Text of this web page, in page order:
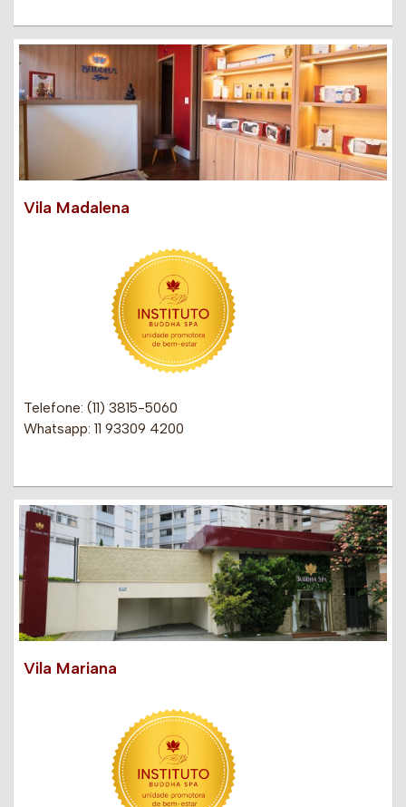
Vila Madalena
Telefone: (11) 3815-5060
Whatsapp: 11 93309 4200
Vila Mariana